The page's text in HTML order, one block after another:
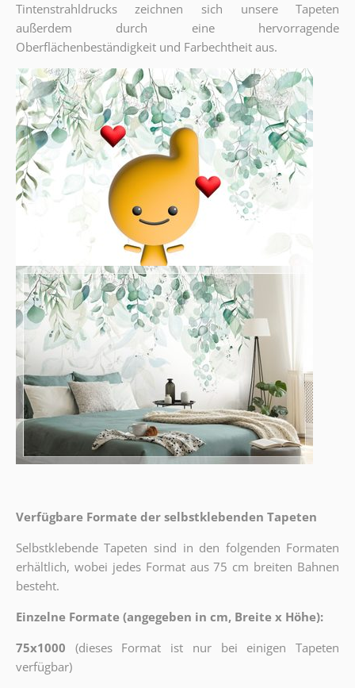
Tintenstrahldrucks zeichnen sich unsere Tapeten
außerdem durch eine hervorragende
Oberflächenbeständigkeit und Farbechtheit aus.
Verfügbare Formate der selbstklebenden Tapeten
Selbstklebende Tapeten sind in den folgenden Formaten
erhältlich, wobei jedes Format aus 75 cm breiten Bahnen
besteht.
Einzelne Formate (angegeben in cm, Breite x Höhe):
75x1000
(dieses Format ist nur bei einigen Tapeten
verfügbar)